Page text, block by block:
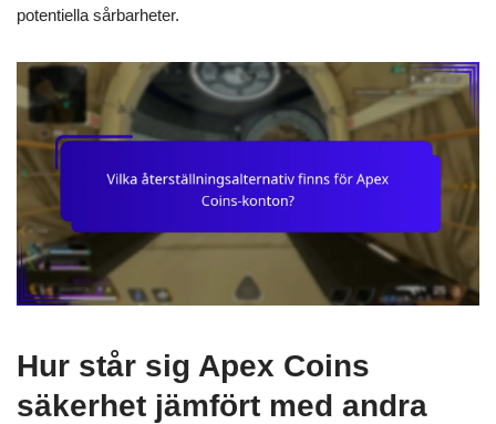
potentiella sårbarheter.
Hur står sig Apex Coins
säkerhet jämfört med andra